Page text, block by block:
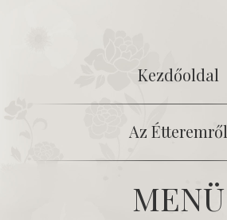
Kezdőoldal
Az Étteremről
MENÜ